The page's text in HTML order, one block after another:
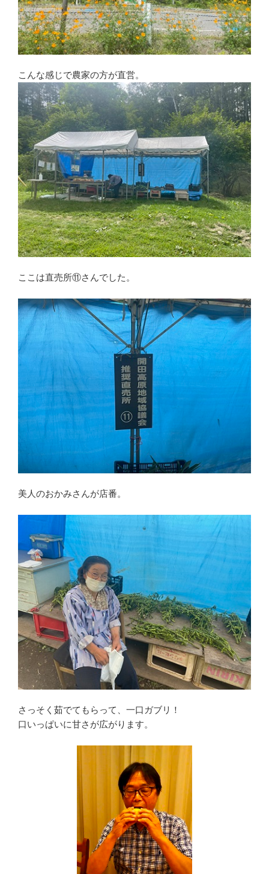
こんな感じで農家の方が直営。
ここは直売所⑪さんでした。
美人のおかみさんが店番。
さっそく茹でてもらって、一口ガブリ！
口いっぱいに甘さが広がります。